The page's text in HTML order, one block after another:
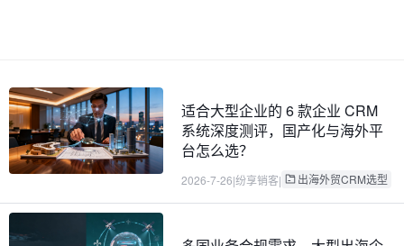
适合大型企业的 6 款企业 CRM
系统深度测评，国产化与海外平
台怎么选？
2026-7-26|纷享销客| 出海外贸CRM选型